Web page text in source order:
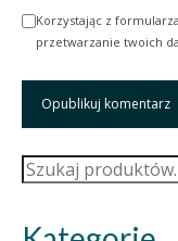
Korzystając z
przetwarzanie twoich
Szukaj: